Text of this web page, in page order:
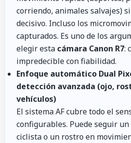
corriendo, animales salvajes)
decisivo. Incluso los
capturados. Es uno de los
elegir esta cámara Canon R7:
impredecible con fiabilidad.
Enfoque automático Dual
detección avanzada (ojo,
vehículos)
El sistema AF cubre todo el
configurables. Puede seguir
ciclista o un rostro en